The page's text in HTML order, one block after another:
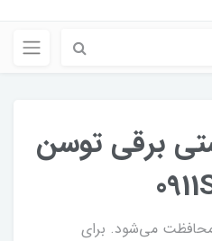
برقی توسن
می‌شود. برای